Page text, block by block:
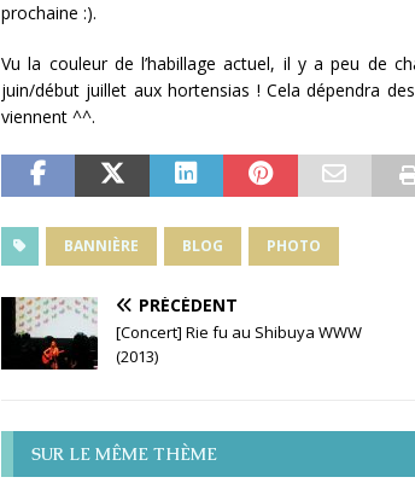
prochaine :).
Vu la couleur de l’habillage actuel, il y a peu de
juin/début juillet aux hortensias ! Cela dépendra
viennent ^^.
BANNIÈRE BLOG PHOTO
PRÉCÉDENT
[Concert] Rie fu au Shibuya WWW
(2013)
SUR LE MÊME THÈME